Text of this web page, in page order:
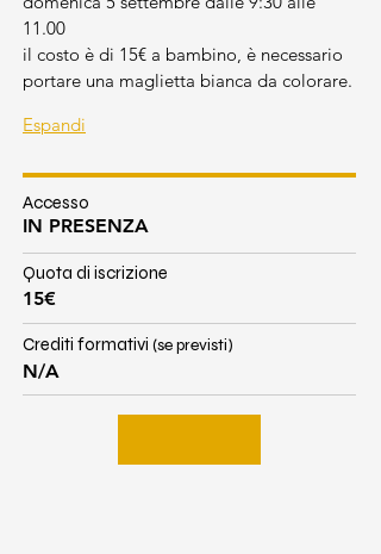
11.00
il costo è di 15€ a bambino, è necessario
portare una maglietta bianca da colorare.
Espandi
Accesso
IN PRESENZA
Quota di iscrizione
15€
Crediti formativi (se previsti)
N/A